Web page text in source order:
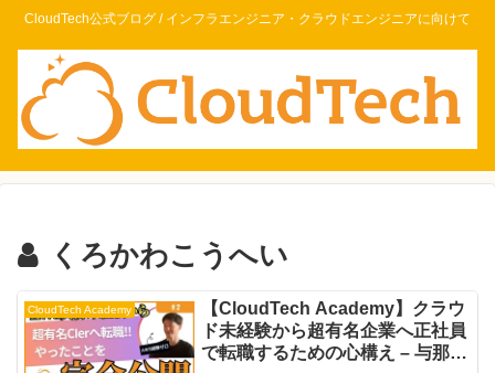
CloudTech公式ブログ / インフラエンジニア・クラウドエンジニアに向けて
くろかわこうへい
CloudTech Academy
【CloudTech Academy】クラウ
ド未経験から超有名企業へ正社員
で転職するための心構え – 与那嶺